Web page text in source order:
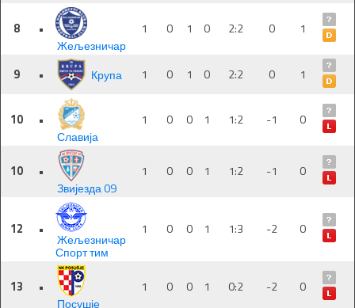
8
•
Жељезничар
1 0 1 0 2:2 0 1
9 • Крупа 1 0 1 0 2:2 0 1
10
•
Славија
1 0 0 1 1:2 -1 0
10
•
Звијезда 09
1 0 0 1 1:2 -1 0
12 •
Жељезничар
Спорт тим
1 0 0 1 1:3 -2 0
13
•
Посушје
1 0 0 1 0:2 -2 0